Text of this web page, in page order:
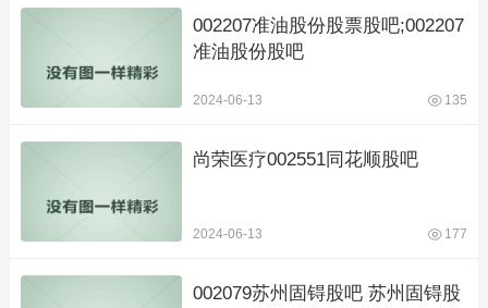
002207准油股份股票股吧;002207
准油股份股吧
2024-06-13 135
尚荣医疗002551同花顺股吧
2024-06-13 177
002079苏州固锝股吧 苏州固锝股